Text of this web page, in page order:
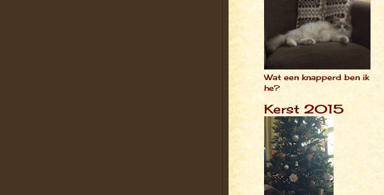
Wat een knapperd ben ik
he?
Kerst 2015